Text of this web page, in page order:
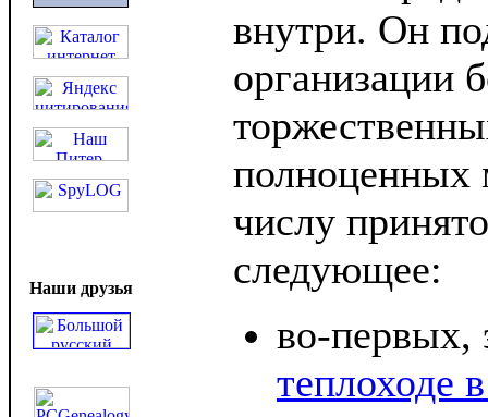
Наши друзья
внутри. Он
организации
полноценных
числу
следующее:
во-первых,
теплоходе